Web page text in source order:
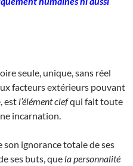
seule, unique, sans réel
facteurs extérieurs pouvant
est l’élément clefqui fait toute
incarnation.
son ignorance totale de ses
ses buts, que la personnalité